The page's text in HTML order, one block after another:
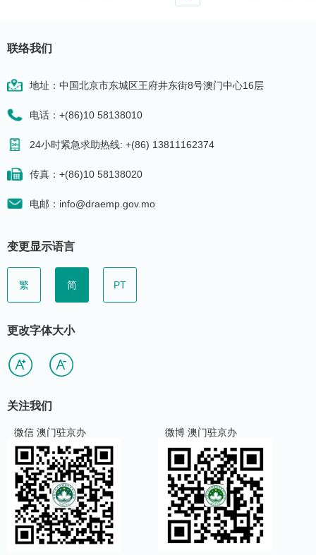
联络我们
地址：中国北京市东城区王府井东街8号澳门中心16层
电话：+(86)10 58138010
24小时紧急求助热线: +(86) 13811162374
传真：+(86)10 58138020
电邮：info@draemp.gov.mo
变更显示语言
繁 简 PT
更改字体大小
关注我们
微信 澳门驻京办 微博 澳门驻京办